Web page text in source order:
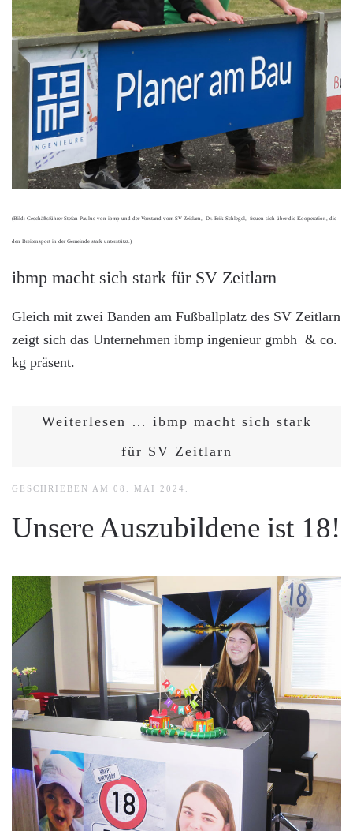
(Bild: Geschäftsführer Stefan Paulus von ibmp und der Vorstand vom SV Zeitlarn, Dr. Erik Schlegel, freuen sich über die Kooperation, die
den Breitensport in der Gemeinde stark unterstützt.)
ibmp macht sich stark für SV Zeitlarn
Gleich mit zwei Banden am Fußballplatz des SV Zeitlarn
zeigt sich das Unternehmen ibmp ingenieur gmbh & co.
kg präsent.
Weiterlesen … ibmp macht sich stark
für SV Zeitlarn
GESCHRIEBEN AM 08. MAI 2024
Unsere Auszubildene ist 18!